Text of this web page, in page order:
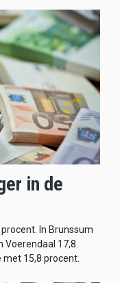
in de
In Brunssum
Voerendaal 17,8.
met 15,8 procent.